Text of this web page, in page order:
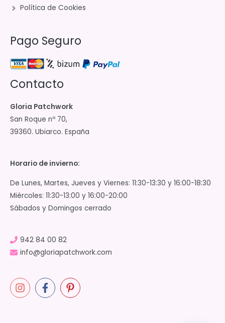
Política de Cookies
Pago Seguro
Contacto
Gloria Patchwork
San Roque nº 70,
39360. Ubiarco. España
Horario de invierno:
De Lunes, Martes, Jueves y Viernes: 11:30-13:30 y 16:00-18:30
Miércoles: 11:30-13:00 y 16:00-20:00
Sábados y Domingos cerrado
942 84 00 82
info@gloriapatchwork.com